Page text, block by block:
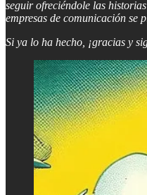
seguir ofreciéndole las
empresas de comunicación se
Si ya lo ha hecho, ¡gracias y